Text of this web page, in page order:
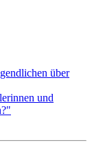
über
und